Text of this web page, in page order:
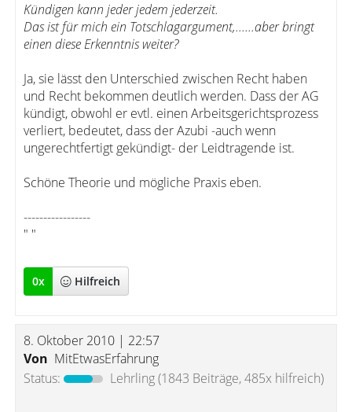
Kündigen kann jeder jedem jederzeit.
Das ist für mich ein Totschlagargument,......aber bringt
einen diese Erkenntnis weiter?
Ja, sie lässt den Unterschied zwischen Recht haben
und Recht bekommen deutlich werden. Dass der AG
kündigt, obwohl er evtl. einen Arbeitsgerichtsprozess
verliert, bedeutet, dass der Azubi -auch wenn
ungerechtfertigt gekündigt- der Leidtragende ist.
Schöne Theorie und mögliche Praxis eben.
-----------------
" "
0x Hilfreich
8. Oktober 2010 | 22:57
Von MitEtwasErfahrung
Status:
Lehrling(1843 Beiträge, 485x hilfreich)